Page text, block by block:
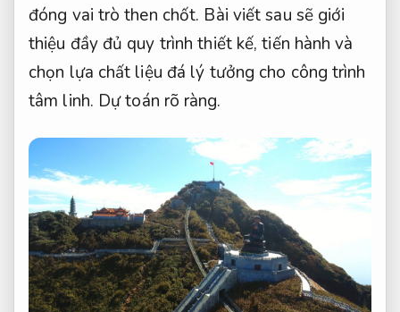
đóng vai trò then chốt. Bài viết sau sẽ giới
thiệu đầy đủ quy trình thiết kế, tiến hành và
chọn lựa chất liệu đá lý tưởng cho công trình
tâm linh. Dự toán rõ ràng.